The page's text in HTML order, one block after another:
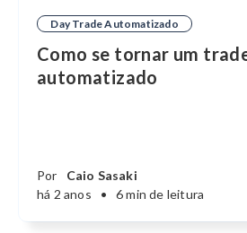
Day Trade Automatizado
Como se tornar um
automatizado
Por
Caio Sasaki
há 2 anos
• 6 min de leitura